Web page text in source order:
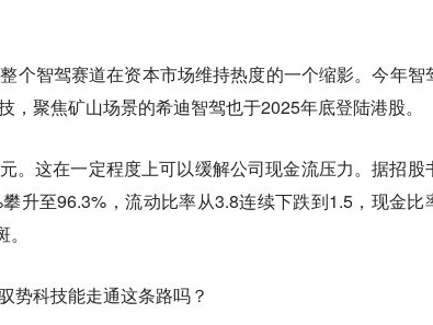
个智驾赛道在资本市场维持热度的一个缩影。今年智
聚焦矿山场景的希迪智驾也于2025年底登陆港股。
。这在一定程度上可以缓解公司现金流压力。据招股
升至96.3%，流动比率从3.8连续下跌到1.5，现金比
科技能走通这条路吗？